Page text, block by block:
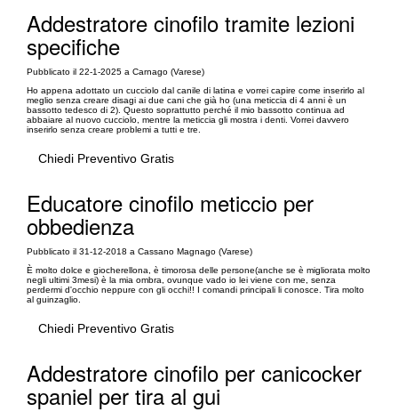
Addestratore cinofilo tramite lezioni
specifiche
Pubblicato il 22-1-2025 a Carnago (Varese)
Ho appena adottato un cucciolo dal canile di latina e vorrei capire come inserirlo al
meglio senza creare disagi ai due cani che già ho (una meticcia di 4 anni è un
bassotto tedesco di 2). Questo soprattutto perché il mio bassotto continua ad
abbaiare al nuovo cucciolo, mentre la meticcia gli mostra i denti. Vorrei davvero
inserirlo senza creare problemi a tutti e tre.
Chiedi Preventivo Gratis
Educatore cinofilo meticcio per
obbedienza
Pubblicato il 31-12-2018 a Cassano Magnago (Varese)
È molto dolce e giocherellona, è timorosa delle persone(anche se è migliorata molto
negli ultimi 3mesi) è la mia ombra, ovunque vado io lei viene con me, senza
perdermi d'occhio neppure con gli occhi!! I comandi principali li conosce. Tira molto
al guinzaglio.
Chiedi Preventivo Gratis
Addestratore cinofilo per canicocker
spaniel per tira al gui